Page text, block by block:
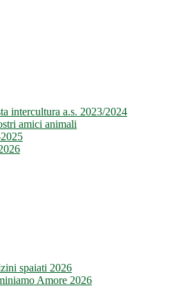
intercultura a.s. 2023/2024
amici animali
spaiati 2026
Amore 2026